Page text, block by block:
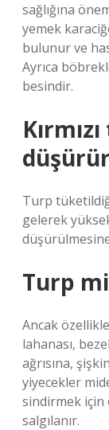
sağlığına
yemek
bulunur ve
Ayrıca
besindir.
Turp
gelerek
Turp
Ancak
lahanası,
ağrısına,
yiyecekler
sindirmek için
salgılanır.